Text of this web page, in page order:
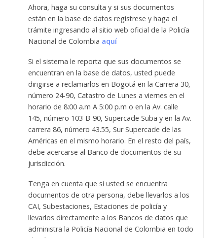
Ahora, haga su consulta y si sus documentos
están en la base de datos regístrese y haga el
trámite ingresando al sitio web oficial de la Policía
Nacional de Colombia aquí
Si el sistema le reporta que sus documentos se
encuentran en la base de datos, usted puede
dirigirse a reclamarlos en Bogotá en la Carrera 30,
número 24-90, Catastro de Lunes a viernes en el
horario de 8:00 a.m A 5:00 p.m o en la Av. calle
145, número 103-B-90, Supercade Suba y en la Av.
carrera 86, número 43.55, Sur Supercade de las
Américas en el mismo horario. En el resto del país,
debe acercarse al Banco de documentos de su
jurisdicción.
Tenga en cuenta que si usted se encuentra
documentos de otra persona, debe llevarlos a los
CAI, Subestaciones, Estaciones de policía y
llevarlos directamente a los Bancos de datos que
administra la Policía Nacional de Colombia en todo